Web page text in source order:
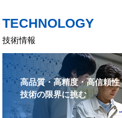
TECHNOLOGY
技術情報
高品質・高精度・高信頼性
技術の限界に挑む